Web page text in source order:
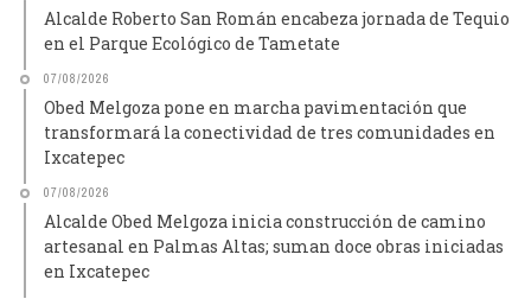
Alcalde Roberto San Román encabeza jornada de Tequio
en el Parque Ecológico de Tametate
07/08/2026
Obed Melgoza pone en marcha pavimentación que
transformará la conectividad de tres comunidades en
Ixcatepec
07/08/2026
Alcalde Obed Melgoza inicia construcción de camino
artesanal en Palmas Altas; suman doce obras iniciadas
en Ixcatepec